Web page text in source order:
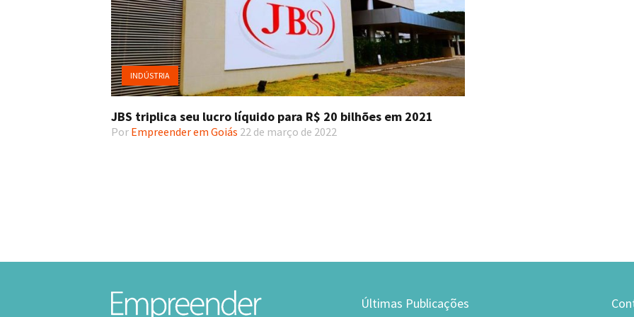
INDÚSTRIA
JBS triplica seu lucro líquido para R$ 20 bilhões em 2021
Por Empreender em Goiás 22 de março de 2022
Últimas Publicações